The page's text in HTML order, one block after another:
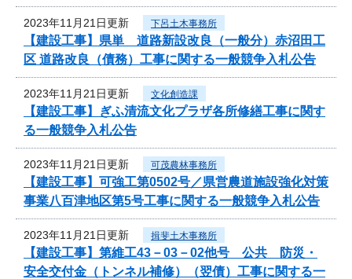
2023年11月21日更新 下呂土木事務所
【建設工事】県単 道路新設改良（一般分）赤沼田工
区 道路改良（債務）工事に関する一般競争入札公告
2023年11月21日更新 文化創造課
【建設工事】ぎふ清流文化プラザ各所修繕工事に関す
る一般競争入札公告
2023年11月21日更新 可茂農林事務所
【建設工事】可強工第0502号／県営農道施設強化対策
事業八百津地区第5号工事に関する一般競争入札公告
2023年11月21日更新 揖斐土木事務所
【建設工事】第維工43－03－02他号 公共 防災・
安全交付金（トンネル補修）（翌債）工事に関する一